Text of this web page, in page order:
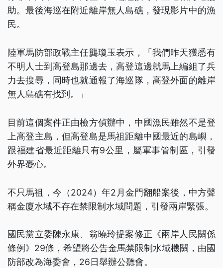
助。最後海巡在附近離岸無人島礁，發現影片中的漁
民。
陸軍馬防部政戰主任龔瓊玉表示，「我們昨天獲悉有
不明人士到高登島那邊去，高登這邊就馬上編組了兵
力去搜尋，同時也就通報了海巡隊，高登外面的離岸
無人島礁有找到。」
目前這個案件正由檢方偵辦中，中國漁民雖然不是登
上高登主島，但高登島是馬祖距離中國最近的島嶼，
跟福建省最近距離只有9公里，屬軍事管制區，引發
外界憂心。
不只馬祖，今（2024）年2月金門翻船案後，中方聲
稱金廈水域不存在禁限制水域問題，引發兩岸緊張。
國民黨立委陳永康、翁曉玲提案修正《兩岸人民關係
條例》29條，希望將公告金馬禁限制水域機關，由國
防部改為海委會，26日舉辦公聽會。